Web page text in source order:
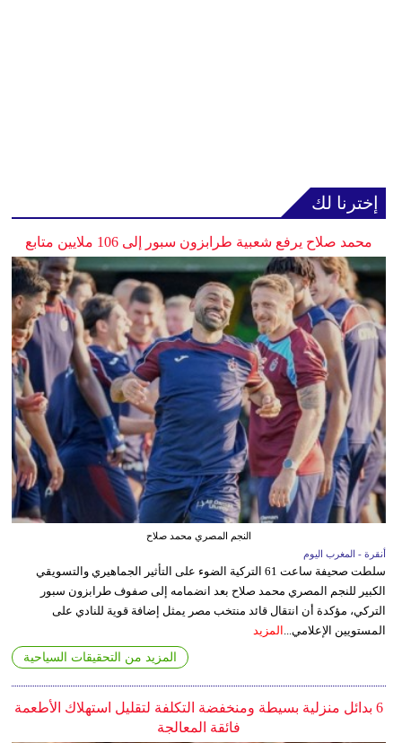
إخترنا لك
محمد صلاح يرفع شعبية طرابزون سبور إلى 106 ملايين متابع
النجم المصري محمد صلاح
أنقرة - المغرب اليوم
سلطت صحيفة ساعت 61 التركية الضوء على التأثير الجماهيري والتسويقي
الكبير للنجم المصري محمد صلاح بعد انضمامه إلى صفوف طرابزون سبور
التركي، مؤكدة أن انتقال قائد منتخب مصر يمثل إضافة قوية للنادي على
المستويين الإعلامي... المزيد
المزيد من التحقيقات السياحية
6 بدائل منزلية بسيطة ومنخفضة التكلفة لتقليل استهلاك الأطعمة
فائقة المعالجة